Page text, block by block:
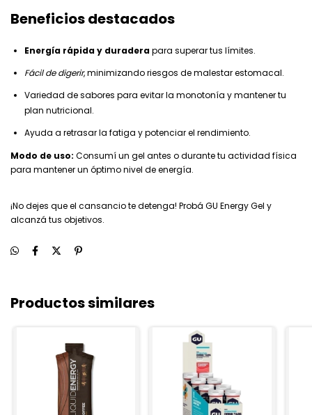
Beneficios destacados
Energía rápida y duraderapara superar tus límites.
Fácil de digerir, minimizando riesgos de malestar estomacal.
Variedad de sabores para evitar la monotonía y mantener tu
plan nutricional.
Ayuda a retrasar la fatiga y potenciar el rendimiento.
Modo de uso: Consumí un gel antes o durante tu actividad física
para mantener un óptimo nivel de energía.
¡No dejes que el cansancio te detenga! Probá GU Energy Gel y
alcanzá tus objetivos.
Productos similares